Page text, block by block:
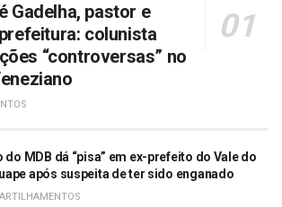
Gadelha, pastor e
colunista
“controversas” no
do MDB dá “pisa” em ex-prefeito do Vale do
após suspeita de ter sido enganado